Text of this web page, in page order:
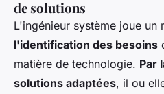
de solutions
L'ingénieur système joue un
l'identification des besoins
matière de technologie. Par
solutions adaptées, il ou